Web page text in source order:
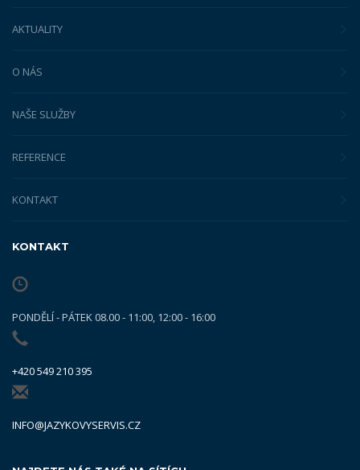
AKTUALITY
O NÁS
NAŠE SLUŽBY
REFERENCE
KONTAKT
KONTAKT
PONDĚLÍ - PÁTEK 08.00 - 11:00, 12:00 - 16:00
+420 549 210 395
INFO@JAZYKOVYSERVIS.CZ